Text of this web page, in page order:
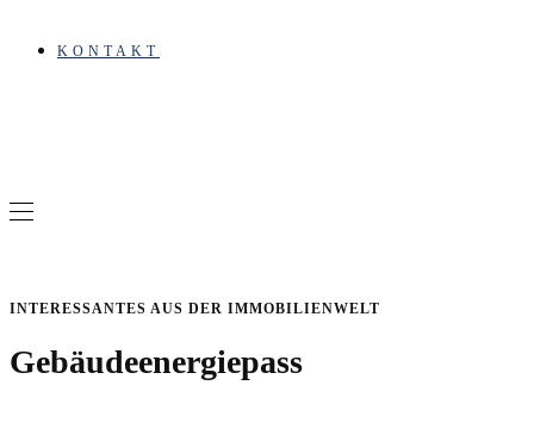
KONTAKT
INTERESSANTES AUS DER IMMOBILIENWELT
Gebäudeenergiepass